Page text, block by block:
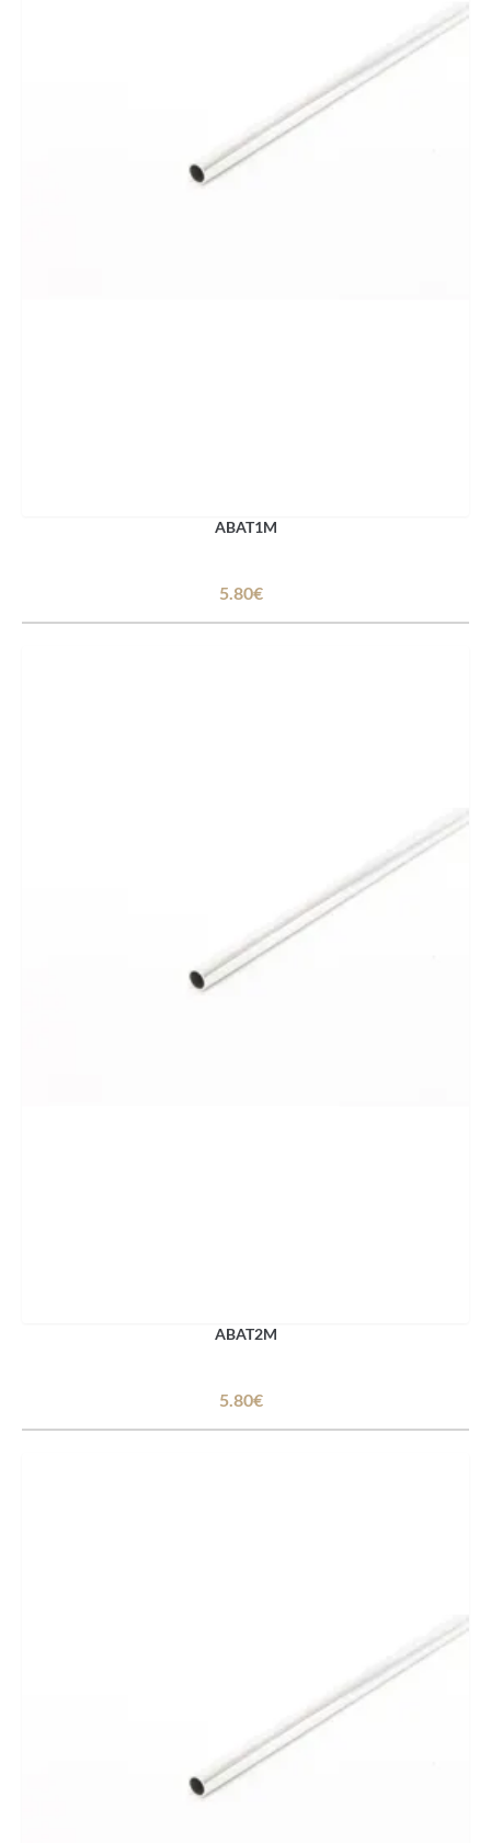
ABAT1M
5.80€
ABAT2M
5.80€